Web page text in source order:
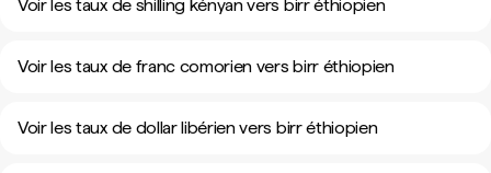
Voir les taux de shilling kényan vers birr éthiopien
Voir les taux de franc comorien vers birr éthiopien
Voir les taux de dollar libérien vers birr éthiopien